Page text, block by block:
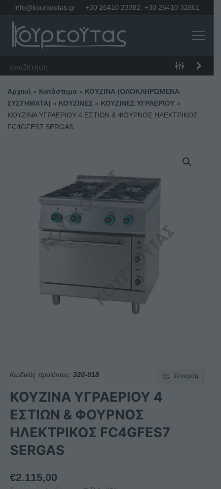
info@kourkoutas.gr +30 26410 23382 +30 26410 32801
Αρχική » Κατάστημα » ΚΟΥΖΙΝΑ (ΟΛΟΚΛΗΡΩΜΕΝΑ
ΣΥΣΤΗΜΑΤΑ) » ΚΟΥΖΙΝΕΣ » ΚΟΥΖΙΝΕΣ ΥΓΡΑΕΡΙΟΥ »
ΚΟΥΖΙΝΑ ΥΓΡΑΕΡΙΟΥ 4 ΕΣΤΙΩΝ & ΦΟΥΡΝΟΣ ΗΛΕΚΤΡΙΚΟΣ
FC4GFES7 SERGAS
Κωδικός προϊόντος: 320-018 Σύγκριση
ΚΟΥΖΙΝΑ ΥΓΡΑΕΡΙΟΥ 4
ΕΣΤΙΩΝ & ΦΟΥΡΝΟΣ
ΗΛΕΚΤΡΙΚΟΣ FC4GFES7
SERGAS
€2.115,00